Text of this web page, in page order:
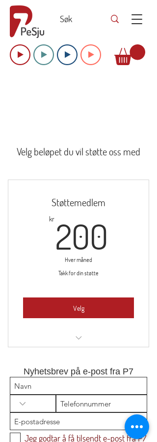
Velg beløpet du vil støtte oss med
Støttemedlem
kr 200
Hver måned
Takk for din støtte
Velg
Nyhetsbrev på e-post fra P7
Jeg godtar å få tilsendt e-post fra P7